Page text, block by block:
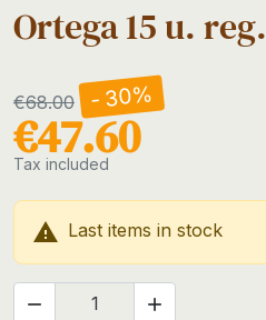
Ortega 15 u.
€68.00 - 30%
€47.60
Tax included
 Last items in stock
 